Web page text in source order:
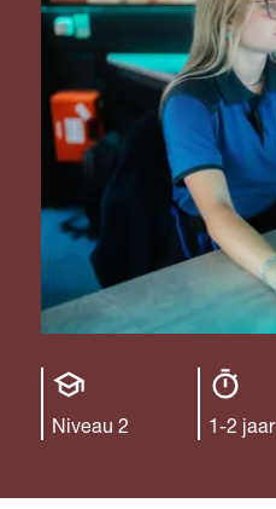
Opleiding
niveau
Niveau 2
1-2 jaar